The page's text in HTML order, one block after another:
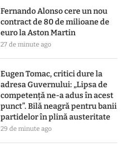
Fernando Alonso cere un nou
contract de 80 de milioane de
euro la Aston Martin
27 de minute ago
Eugen Tomac, critici dure la
adresa Guvernului: „Lipsa de
competență ne-a adus în acest
punct”. Bilă neagră pentru banii
partidelor în plină austeritate
29 de minute ago